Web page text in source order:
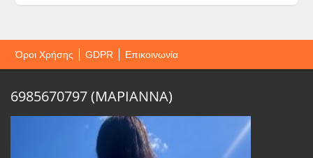
Όροι Χρήσης GDPR Επικοινωνία
6985670797 (ΜΑΡΙΑΝΝΑ)